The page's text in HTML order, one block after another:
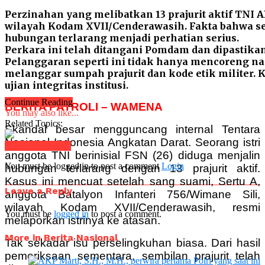
Perzinahan yang melibatkan 13 prajurit aktif TNI
wilayah Kodam XVII/Cenderawasih. Fakta bahwa
hubungan terlarang menjadi perhatian serius.
Perkara ini telah ditangani Pomdam dan
Pelanggaran seperti ini tidak hanya mencoreng
melanggar sumpah prajurit dan kode etik militer.
ujian integritas institusi.
BERITA PATROLI – WAMENA
Skandal besar mengguncang internal Tentara
Nasional Indonesia Angkatan Darat. Seorang istri
anggota TNI berinisial FSN (26) diduga menjalin
hubungan terlarang dengan 13 prajurit aktif.
Kasus ini mencuat setelah sang suami, Sertu A,
anggota Batalyon Infanteri 756/Wimane Sili,
wilayah Kodam XVII/Cenderawasih, resmi
melaporkan istrinya ke atasan.
Tak sekadar isu perselingkuhan biasa. Dari hasil
pemeriksaan sementara, sembilan prajurit telah
Continue Reading
You may also like...
Related Topics:
You must be logged in to post a commentLogin
Leave a Reply
You must be logged into post a comment.
More in Berita Nasional